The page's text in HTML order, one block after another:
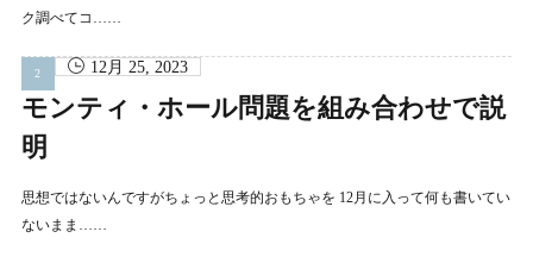
ク調べてコ……
12月 25, 2023
モンティ・ホール問題を組み合わせで説
明
思想ではないんですがちょっと思考的おもちゃを 12月に入って何も書いてい
ないまま……